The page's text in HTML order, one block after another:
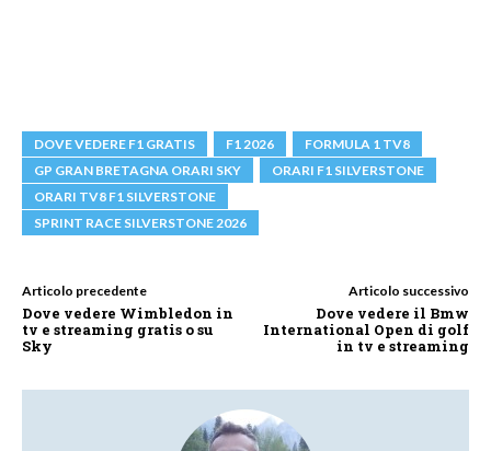
DOVE VEDERE F1 GRATIS F1 2026
FORMULA 1 TV8
GP GRAN BRETAGNA ORARI SKY
ORARI F1 SILVERSTONE
ORARI TV8 F1 SILVERSTONE
SPRINT RACE SILVERSTONE 2026
Articolo precedente
Dove vedere Wimbledon in
tv e streaming gratis o su
Sky
Articolo successivo
Dove vedere il Bmw
International Open di golf
in tv e streaming